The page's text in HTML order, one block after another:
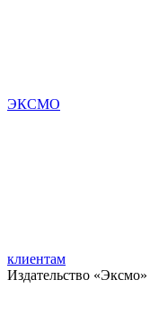
ЭКСМО
клиентам
Издательство «Эксмо»